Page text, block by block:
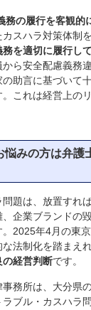
の履行を客観的
スハラ対策体制
を適切に履行し
から安全配慮義務
助言に基づいて
これは経営上の
悩みの方は弁護
題は、放置すれ
企業ブランドの
2025年4月の東
法制化を踏まえれ
の経営判断です。
務所は、大分県
ブル・カスハラ